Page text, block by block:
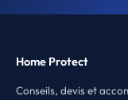
Home Protect
Conseils, devis et